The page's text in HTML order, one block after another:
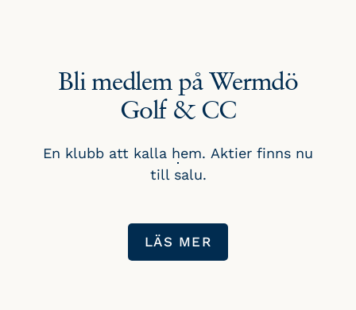
Bli medlem på Wermdö
Golf & CC
En klubb att kalla hem. Aktier finns nu
till salu.
LÄS MER